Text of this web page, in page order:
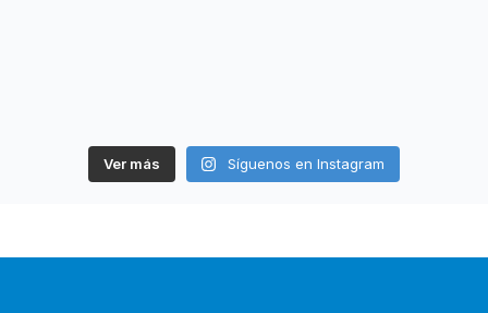
Ver más Síguenos en Instagram